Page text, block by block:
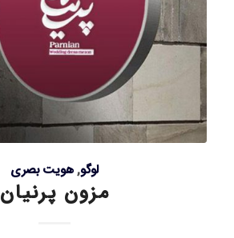
لوگو,هویت بصری
مزون پرنیان